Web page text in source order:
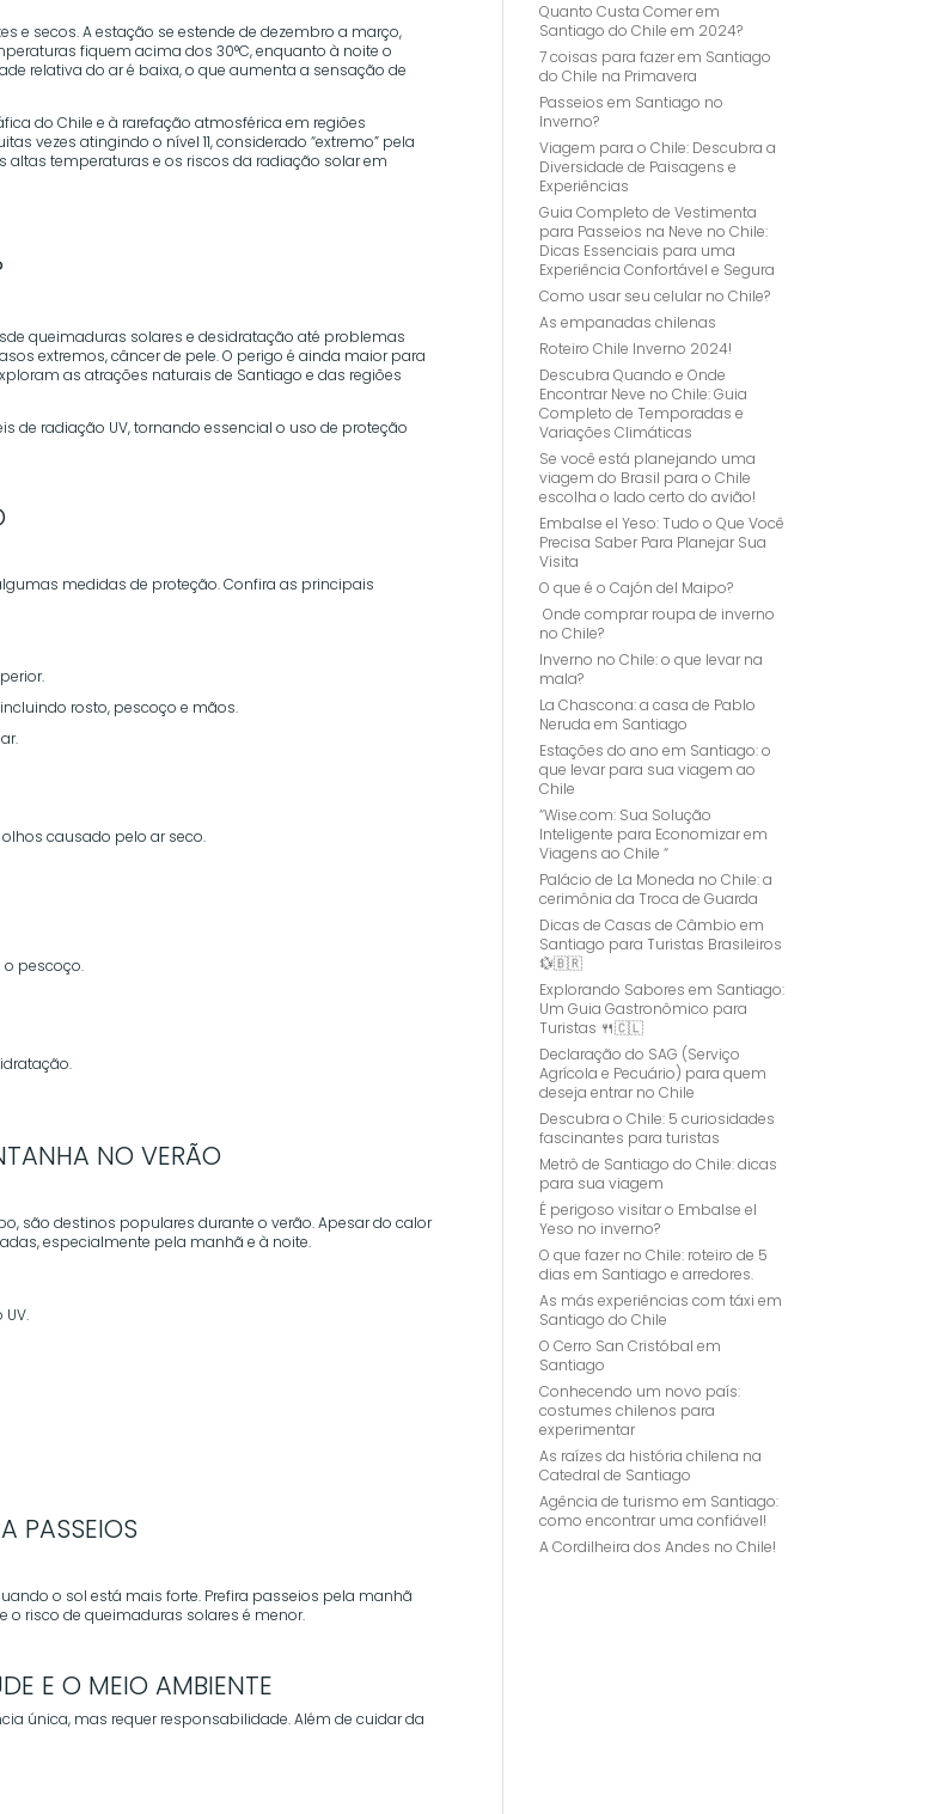
e secos. A estação se estende de dezembro a março,
fiquem acima dos 30°C, enquanto à noite o
relativa do ar é baixa, o que aumenta a sensação de
do Chile e à rarefação atmosférica em regiões
vezes atingindo o nível 11, considerado “extremo” pela
altas temperaturas e os riscos da radiação solar em
queimaduras solares e desidratação até problemas
extremos, câncer de pele. O perigo é ainda maior para
as atrações naturais de Santiago e das regiões
de radiação UV, tornando essencial o uso de proteção
medidas de proteção. Confira as principais
rosto, pescoço e mãos.
causado pelo ar seco.
o pescoço.
NO VERÃO
são destinos populares durante o verão. Apesar do calor
especialmente pela manhã e à noite.
PASSEIOS
o sol está mais forte. Prefira passeios pela manhã
risco de queimaduras solares é menor.
E O MEIO AMBIENTE
única, mas requer responsabilidade. Além de cuidar da
Quanto Custa Comer em
Santiago do Chile em 2024?
7 coisas para fazer em Santiago
do Chile na Primavera
Passeios em Santiago no
Inverno?
Viagem para o Chile: Descubra a
Diversidade de Paisagens e
Experiências
Guia Completo de Vestimenta
para Passeios na Neve no Chile:
Dicas Essenciais para uma
Experiência Confortável e Segura
Como usar seu celular no Chile?
As empanadas chilenas
Roteiro Chile Inverno 2024!
Descubra Quando e Onde
Encontrar Neve no Chile: Guia
Completo de Temporadas e
Variações Climáticas
Se você está planejando uma
viagem do Brasil para o Chile
escolha o lado certo do avião!
Embalse el Yeso: Tudo o Que Você
Precisa Saber Para Planejar Sua
Visita
O que é o Cajón del Maipo?
Onde comprar roupa de inverno
no Chile?
Inverno no Chile: o que levar na
mala?
La Chascona: a casa de Pablo
Neruda em Santiago
Estações do ano em Santiago: o
que levar para sua viagem ao
Chile
“Wise.com: Sua Solução
Inteligente para Economizar em
Viagens ao Chile “
Palácio de La Moneda no Chile: a
cerimônia da Troca de Guarda
Dicas de Casas de Câmbio em
Santiago para Turistas Brasileiros
💱🇧🇷
Explorando Sabores em Santiago:
Um Guia Gastronômico para
Turistas 🍴🇨🇱
Declaração do SAG (Serviço
Agrícola e Pecuário) para quem
deseja entrar no Chile
Descubra o Chile: 5 curiosidades
fascinantes para turistas
Metrô de Santiago do Chile: dicas
para sua viagem
É perigoso visitar o Embalse el
Yeso no inverno?
O que fazer no Chile: roteiro de 5
dias em Santiago e arredores.
As más experiências com táxi em
Santiago do Chile
O Cerro San Cristóbal em
Santiago
Conhecendo um novo país:
costumes chilenos para
experimentar
As raízes da história chilena na
Catedral de Santiago
Agência de turismo em Santiago:
como encontrar uma confiável!
A Cordilheira dos Andes no Chile!